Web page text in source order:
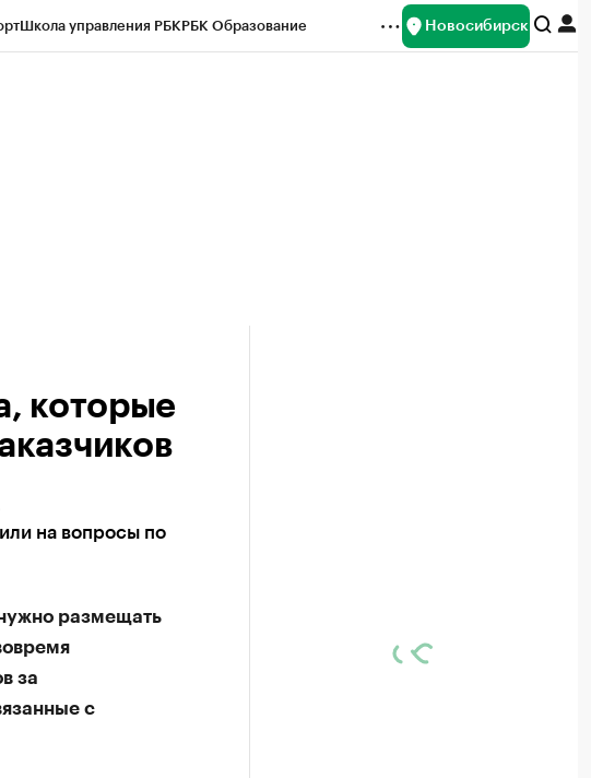
Школа управления РБКРБК Образование Новосибирск
которые
на вопросы по
размещать
за
с